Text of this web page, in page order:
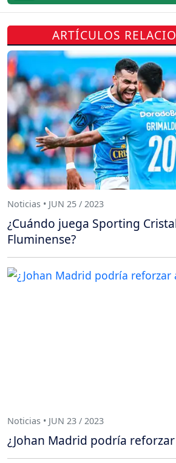
ARTÍCULOS
Noticias • JUN 25 / 2023
¿Cuándo juega Sporting
Fluminense?
Noticias • JUN 23 / 2023
¿Johan Madrid podría reforzar